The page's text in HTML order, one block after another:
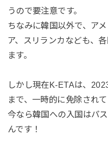
うので要注意です。
ちなみに韓国以外で、ア
ア、スリランカなども、
ます。
しかし現在K-ETAは、
まで、一時的に免除されて
今なら韓国への入国はパ
んです！